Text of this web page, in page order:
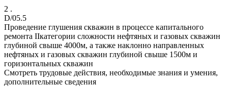
2 .
D/05.5
Проведение глушения скважин в процессе капитального
ремонта IIкатегории сложности нефтяных и газовых скважин
глубиной свыше 4000м, а также наклонно направленных
нефтяных и газовых скважин глубиной свыше 1500м и
горизонтальных скважин
Смотреть трудовые действия, необходимые знания и умения,
дополнительные сведения